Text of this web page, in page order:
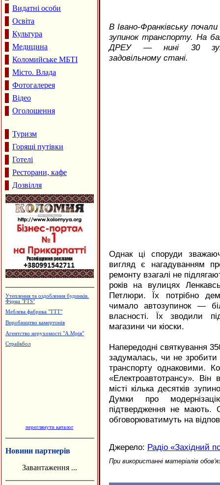
Видатні особи
Освіта
Культура
Медицина
Коломийське МБТІ
Місто. Влада
Фотогалерея
Відео
Оголошення
Туризм
Горящі путівки
Готелі
Ресторани, кафе
Дозвілля
Виробництво бетонних виробів
"Медлюкс"
Виробництво жалюзі, ПКВП "Люкс-
переглянути каталог
Новини партнерів
Завантаження ...
В Івано-Франківську
зупинок транспорту. На
ДРЕУ — нині 30
задовільному стані.
Однак ці споруди
вигляд є нагадуванням
ремонту взагалі не
років на вулицях
Петлюри. Їх потрібно
чимало автозупинок —
власності. Їх зводили
магазини чи кіоски.
Напередодні святкування
задумалась, чи не зробити
транспорту однаковими.
«Електроавтотрансу».
місті кілька десятків
Думки про
підтвердження не
обговорюватимуть на
Джерело: Радіо «Західний
При використанні матеріалів